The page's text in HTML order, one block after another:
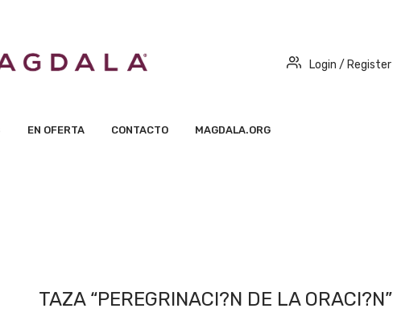
Login / Register
EN OFERTA CONTACTO MAGDALA.ORG
TAZA “PEREGRINACI?N DE LA ORACI?N”